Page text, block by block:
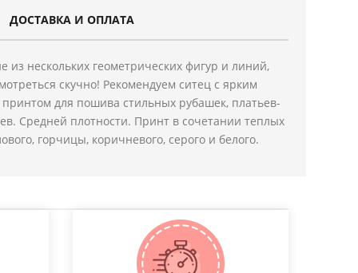
ДОСТАВКА И ОПЛАТА
из нескольких геометрических фигур и линий,
скучно! Рекомендуем ситец с ярким
для пошива стильных рубашек, платьев-
Средней плотности. Принт в сочетании теплых
горчицы, коричневого, серого и белого.